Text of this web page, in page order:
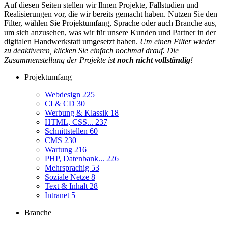
Auf diesen Seiten stellen wir Ihnen Projekte, Fallstudien und
Realisierungen vor, die wir bereits gemacht haben. Nutzen Sie den
Filter, wählen Sie Projektumfang, Sprache oder auch Branche aus,
um sich anzusehen, was wir für unsere Kunden und Partner in der
digitalen Handwerkstatt umgesetzt haben. Um einen Filter wieder
zu deaktiveren, klicken Sie einfach nochmal drauf. Die
Zusammenstellung der Projekte istnoch nicht vollständig!
Projektumfang
Webdesign 225
CI & CD 30
Werbung & Klassik 18
HTML, CSS... 237
Schnittstellen 60
CMS 230
Wartung 216
PHP, Datenbank... 226
Mehrsprachig 53
Soziale Netze 8
Text & Inhalt 28
Intranet 5
Branche